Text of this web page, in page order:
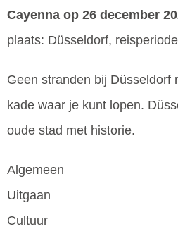
Cayenna op 26 december
plaats: Düsseldorf,
Geen stranden bij Düsseldorf
kade waar je kunt lopen.
oude stad met historie.
Algemeen
Uitgaan
Cultuur